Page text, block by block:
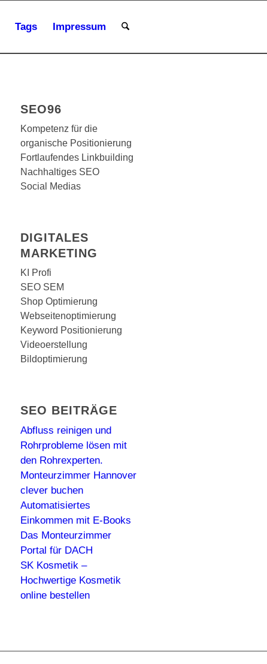
Tags Impressum
SEO96
Kompetenz für die
organische Positionierung
Fortlaufendes Linkbuilding
Nachhaltiges SEO
Social Medias
DIGITALES
MARKETING
KI Profi
SEO SEM
Shop Optimierung
Webseitenoptimierung
Keyword Positionierung
Videoerstellung
Bildoptimierung
SEO BEITRÄGE
Abfluss reinigen und
Rohrprobleme lösen mit
den Rohrexperten.
Monteurzimmer Hannover
clever buchen
Automatisiertes
Einkommen mit E-Books
Das Monteurzimmer
Portal für DACH
SK Kosmetik –
Hochwertige Kosmetik
online bestellen